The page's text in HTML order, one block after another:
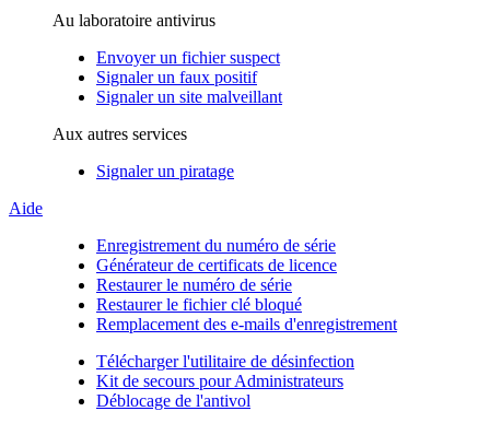
Au laboratoire antivirus
Envoyer un fichier suspect
Signaler un faux positif
Signaler un site malveillant
Aux autres services
Signaler un piratage
Aide
Enregistrement du numéro de série
Générateur de certificats de licence
Restaurer le numéro de série
Restaurer le fichier clé bloqué
Remplacement des e-mails d'enregistrement
Télécharger l'utilitaire de désinfection
Kit de secours pour Administrateurs
Déblocage de l'antivol